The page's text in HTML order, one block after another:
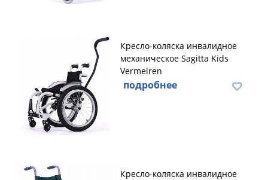
Кресло-коляска инвалидное
механическое Sagitta Kids
Vermeiren
подробнее
Кресло-коляска инвалидное